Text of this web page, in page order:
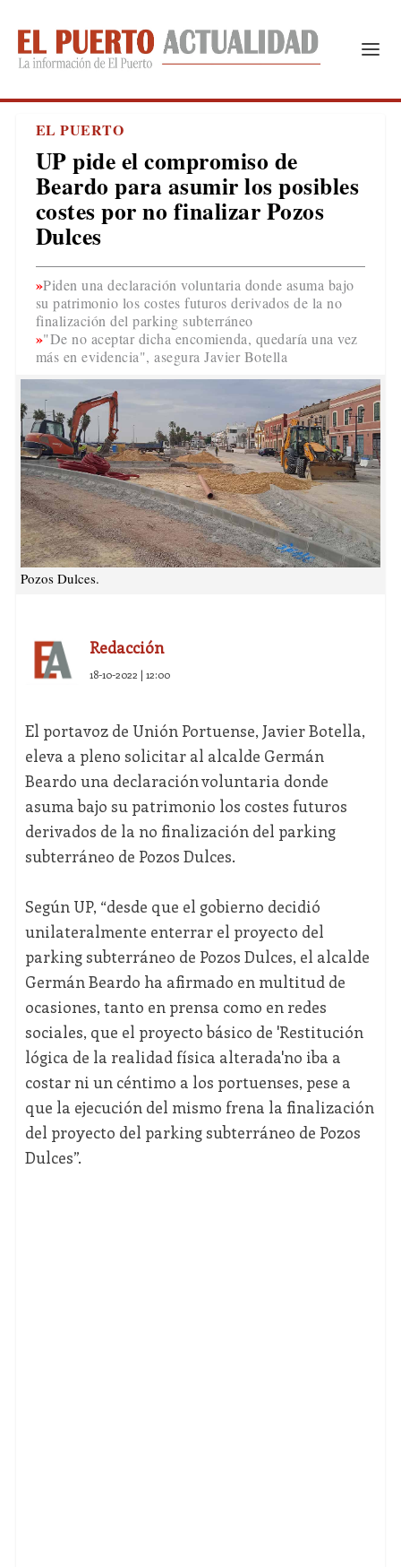
EL PUERTO
UP pide el compromiso de
Beardo para asumir los posibles
costes por no finalizar Pozos
Dulces
Piden una declaración voluntaria donde asuma bajo
su patrimonio los costes futuros derivados de la no
finalización del parking subterráneo
"De no aceptar dicha encomienda, quedaría una vez
más en evidencia", asegura Javier Botella
Pozos Dulces.
Redacción
18-10-2022 | 12:00
El portavoz de Unión Portuense, Javier Botella,
eleva a pleno solicitar al alcalde Germán
Beardo una declaración voluntaria donde
asuma bajo su patrimonio los costes futuros
derivados de la no finalización del parking
subterráneo de Pozos Dulces.
Según UP, “desde que el gobierno decidió
unilateralmente enterrar el proyecto del
parking subterráneo de Pozos Dulces, el alcalde
Germán Beardo ha afirmado en multitud de
ocasiones, tanto en prensa como en redes
sociales, que el proyecto básico de 'Restitución
lógica de la realidad física alterada'no iba a
costar ni un céntimo a los portuenses, pese a
que la ejecución del mismo frena la finalización
del proyecto del parking subterráneo de Pozos
Dulces”.